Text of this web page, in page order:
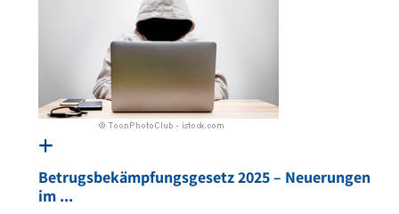
Betrugsbekämpfungsgesetz 2025 – Neuerungen
im ...